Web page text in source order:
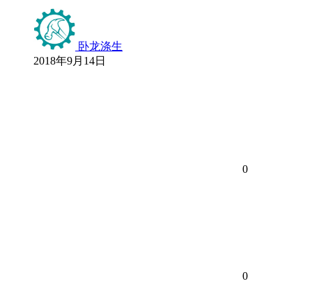
卧龙涤生
2018年9月14日
0
0